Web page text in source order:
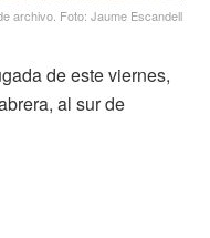
archivo. Foto: Jaume Escandell
de este viernes,
al sur de